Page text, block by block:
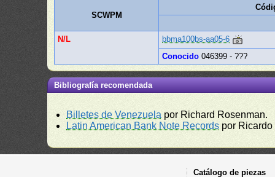
SCWPM
N/L
bbma100bs-aa05-6
Conocido 046399 - ???
Bibliografía recomendada
Billetes de Venezuela por Richard Rosenman.
Latin American Bank Note Records por Ricardo
Catálogo de piezas